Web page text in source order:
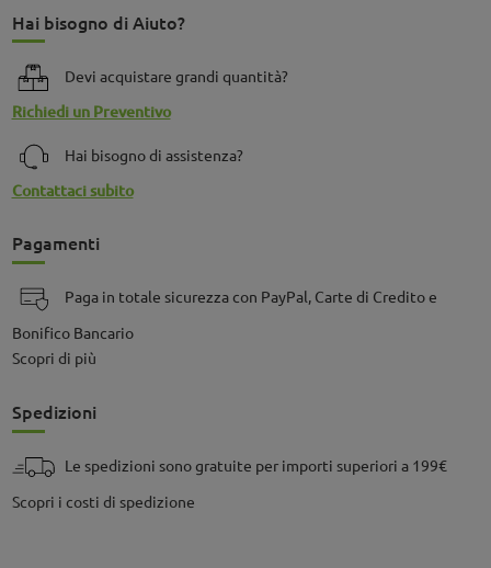
Hai bisogno di Aiuto?
Devi acquistare grandi quantità?
Richiedi un Preventivo
Hai bisogno di assistenza?
Contattaci subito
Pagamenti
Paga in totale sicurezza con PayPal, Carte di Credito e
Bonifico Bancario
Scopri di più
Spedizioni
Le spedizioni sono gratuite per importi superiori a 199€
Scopri i costi di spedizione